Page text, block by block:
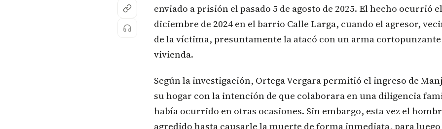
enviado a prisión el pasado 5 de agosto de 2025. El hecho ocurrió
diciembre de 2024 en el barrio Calle Larga, cuando el agresor,
de la víctima, presuntamente la atacó con un arma
vivienda.
Según la investigación, Ortega Vergara permitió el ingreso de
su hogar con la intención de que colaborara en una diligencia
había ocurrido en otras ocasiones. Sin embargo, esta vez el
agredido hasta causarle la muerte de forma inmediata, para